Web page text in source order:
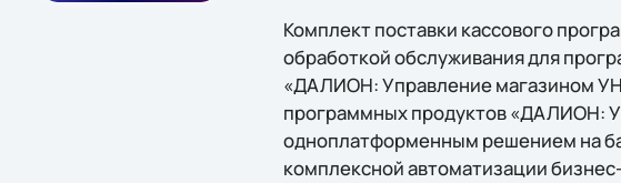
Комплект поставки кассового
обработкой обслуживания для
«ДАЛИОН: Управление магазином
программных продуктов «ДАЛИОН:
одноплатформенным решением на
комплексной автоматизации